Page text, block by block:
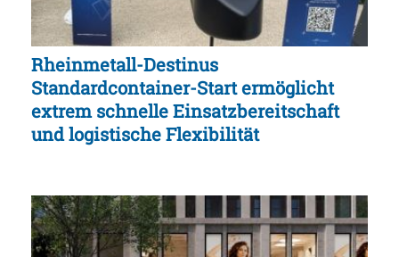
Rheinmetall-Destinus
Standardcontainer-Start ermöglicht
extrem schnelle Einsatzbereitschaft
und logistische Flexibilität